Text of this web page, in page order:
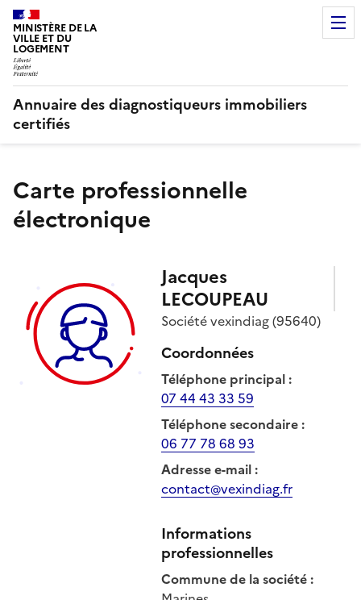
MINISTÈRE DE LA
VILLE ET DU
LOGEMENT
Annuaire des diagnostiqueurs immobiliers
certifiés
Carte professionnelle
électronique
Jacques
LECOUPEAU
Sociétévexindiag(95640)
Coordonnées
Téléphone principal:
07 44 43 33 59
Téléphone secondaire:
06 77 78 68 93
Adresse e-mail:
contact@vexindiag.fr
Informations
professionnelles
Commune de la société: